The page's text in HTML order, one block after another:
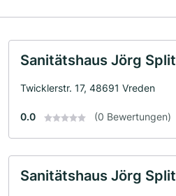
Sanitätshaus Jörg
Twicklerstr. 17, 48691 Vreden
0.0 (0 Bewertungen)
Sanitätshaus Jörg